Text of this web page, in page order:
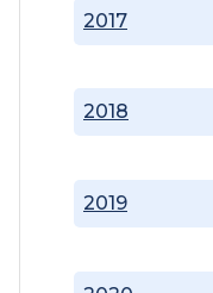
2017
2018
2019